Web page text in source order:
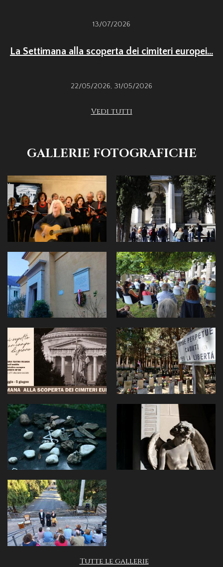
13/07/2026
La Settimana alla scoperta dei cimiteri europei...
22/05/2026, 31/05/2026
Vedi tutti
GALLERIE FOTOGRAFICHE
Tutte le gallerie